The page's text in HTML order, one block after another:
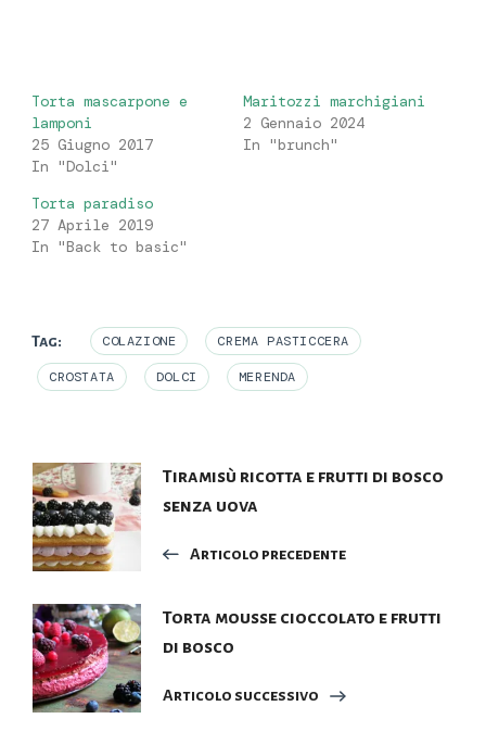
Torta mascarpone e
lamponi
25 Giugno 2017
In "Dolci"
Maritozzi marchigiani
2 Gennaio 2024
In "brunch"
Torta paradiso
27 Aprile 2019
In "Back to basic"
Tag: COLAZIONE CREMA PASTICCERA
CROSTATA DOLCI MERENDA
Navigazione
articoli
Tiramisù ricotta e frutti di bosco
senza uova
Articolo precedente
Torta mousse cioccolato e frutti
di bosco
Articolo successivo